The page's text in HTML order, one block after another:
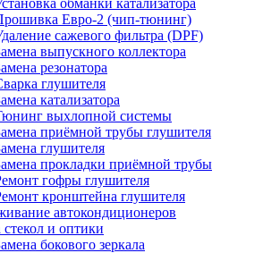
обманки катализатора
Евро-2 (чип-тюнинг)
сажевого фильтра (DPF)
выпускного коллектора
резонатора
глушителя
катализатора
выхлопной системы
приёмной трубы глушителя
глушителя
прокладки приёмной трубы
гофры глушителя
кронштейна глушителя
автокондиционеров
стекол и оптики
бокового зеркала